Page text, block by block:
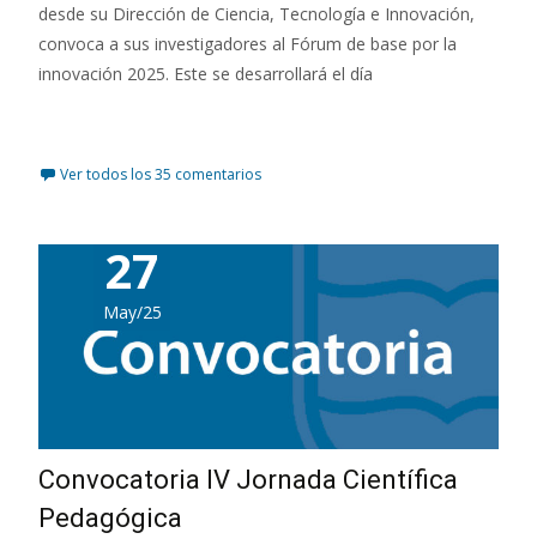
desde su Dirección de Ciencia, Tecnología e Innovación,
convoca a sus investigadores al Fórum de base por la
innovación 2025. Este se desarrollará el día
Ver todos los 35 comentarios
27
May/25
Convocatoria IV Jornada Científica
Pedagógica